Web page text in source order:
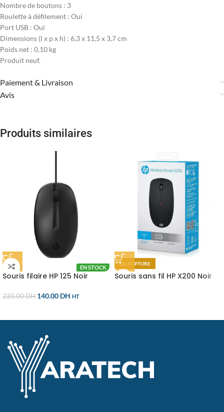
Nombre de boutons : 3
Roulette à défilement : Oui
Port USB : Oui
Dimensions (l x p x h) : 6,3 x 11,5 x 3,7 cm
Poids net : 0,10 kg
Produit neuf.
Paiement & Livraison
Avis
Produits similaires
EN STOCK
Souris filaire HP 125 Noir
220.00DH 140.00 DH HT
EN RUPTURE
Souris sans fil HP X200 Noir